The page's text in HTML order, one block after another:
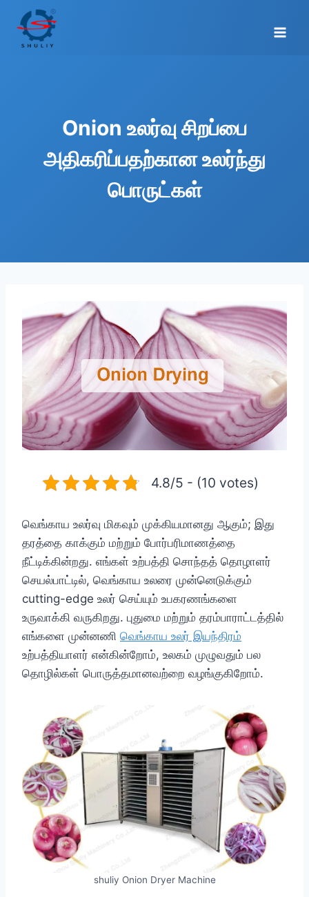
content
Onion உலர்வு சிறப்பை
அதிகரிப்பதற்கான உலர்ந்து
பொருட்கள்
4.8/5 - (10 votes)
வெங்காய உலர்வு மிகவும் முக்கியமானது ஆகும்; இது
தரத்தை காக்கும் மற்றும் போர்பரிமாணத்தை
நீட்டிக்கின்றது. எங்கள் உற்பத்தி சொந்தத் தொழாளர்
செயல்பாட்டில், வெங்காய உலரை முன்னெடுக்கும்
cutting-edge உலர் செய்யும் உபகரணங்களை
உருவாக்கி வருகிறது. புதுமை மற்றும் தரம்பாராட்டத்தில்
எங்களை முன்னணி வெங்காய உலர் இயந்திரம்
உற்பத்தியாளர் என்கின்றோம், உலகம் முழுவதும் பல
தொழில்கள் பொருத்தமானவற்றை வழங்குகிறோம்.
shuliy Onion Dryer Machine